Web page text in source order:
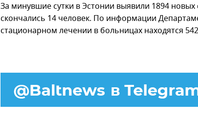
За минувшие сутки в Эстонии выявили 1894 новых
скончались 14 человек. По информации
стационарном лечении в больницах находятся